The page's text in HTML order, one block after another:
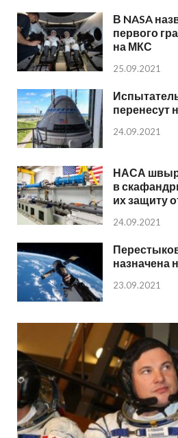
В NASA
первого
на МКС
25.09.2021
перенесут
24.09.2021
НАСА
в
их защиту
24.09.2021
назначена
23.09.2021